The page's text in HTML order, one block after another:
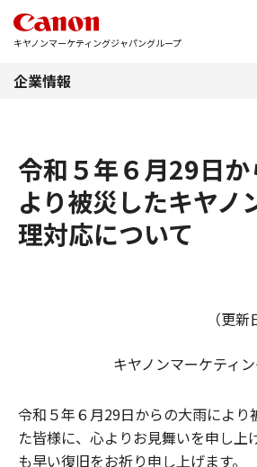
キヤノンマーケティングジャパングループ
企業情報
令和５年６月29日
より被災したキヤノ
理対応について
（更
キヤノンマーケティ
令和５年６月29日からの大雨により
た皆様に、心よりお見舞いを申し上
も早い復旧をお祈り申し上げます。